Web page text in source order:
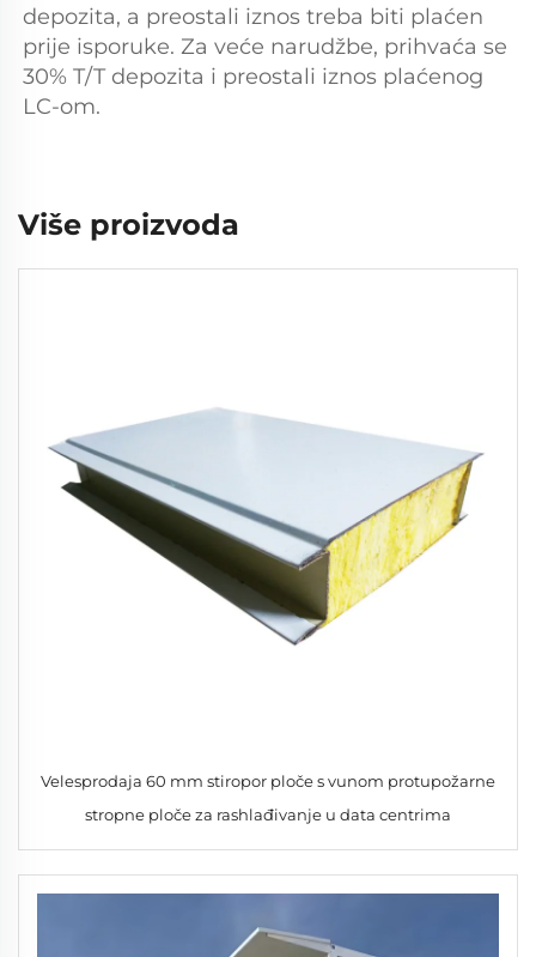
depozita, a preostali iznos treba biti plaćen
prije isporuke. Za veće narudžbe, prihvaća se
30% T/T depozita i preostali iznos plaćenog
LC-om.
Više proizvoda
Velesprodaja 60 mm stiropor ploče s vunom protupožarne
stropne ploče za rashlađivanje u data centrima